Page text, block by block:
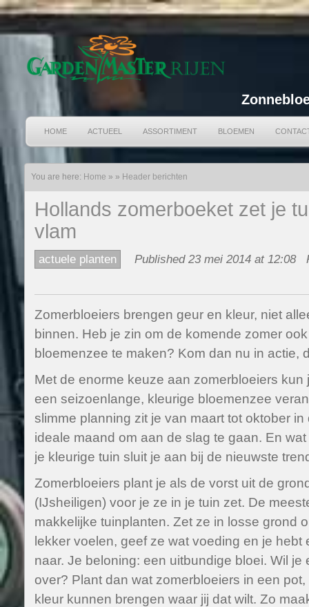
HOME ACTUEEL ASSORTIMENT BLOEMEN
You are here: Home » » Header berichten
Hollands zomerboeket zet je
vlam
actuele planten Published 23 mei 2014 at 12:08
Zomerbloeiers brengen geur en kleur, niet
binnen. Heb je zin om de komende zomer
bloemenzee te maken? Kom dan nu in actie,
Met de enorme keuze aan zomerbloeiers kun
een seizoenlange, kleurige bloemenzee
slimme planning zit je van maart tot oktober
ideale maand om aan de slag te gaan. En
je kleurige tuin sluit je aan bij de nieuwste
Zomerbloeiers plant je als de vorst uit de
(IJsheiligen) voor je ze in je tuin zet. De
makkelijke tuinplanten. Zet ze in losse grond
lekker voelen, geef ze wat voeding en je hebt
naar. Je beloning: een uitbundige bloei. Wil je
over? Plant dan wat zomerbloeiers in een
kleur kunnen brengen waar jij dat wilt. Zo